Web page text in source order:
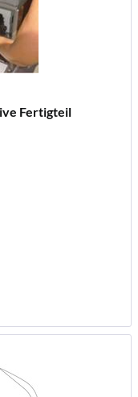
Fertigteil